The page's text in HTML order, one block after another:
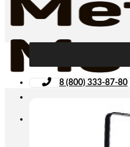
8 (800) 333-87-80